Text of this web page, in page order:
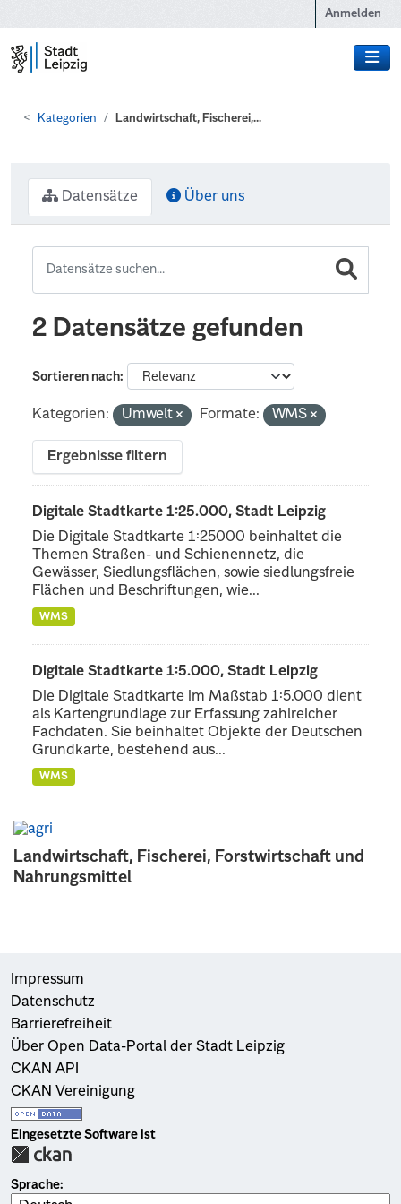
Anmelden
Kategorien Landwirtschaft, Fischerei,...
Landwirtschaft, Fischerei, Forstwirtschaft und
Nahrungsmittel
Datensätze Über uns
2 Datensätze gefunden
Sortieren nach
Kategorien: Umwelt Formate: WMS
Ergebnisse filtern
Digitale Stadtkarte 1:25.000, Stadt Leipzig
Die Digitale Stadtkarte 1:25000 beinhaltet die
Themen Straßen- und Schienennetz, die
Gewässer, Siedlungsflächen, sowie siedlungsfreie
Flächen und Beschriftungen, wie...
WMS
Digitale Stadtkarte 1:5.000, Stadt Leipzig
Die Digitale Stadtkarte im Maßstab 1:5.000 dient
als Kartengrundlage zur Erfassung zahlreicher
Fachdaten. Sie beinhaltet Objekte der Deutschen
Grundkarte, bestehend aus...
WMS
Impressum
Datenschutz
Barrierefreiheit
Über Open Data-Portal der Stadt Leipzig
CKAN API
CKAN Vereinigung
Eingesetzte Software ist
Sprache